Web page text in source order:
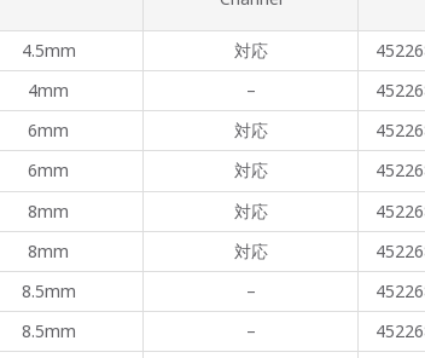
4.5mm 対応
4mm –
6mm 対応
6mm 対応
8mm 対応
8mm 対応
8.5mm –
8.5mm –